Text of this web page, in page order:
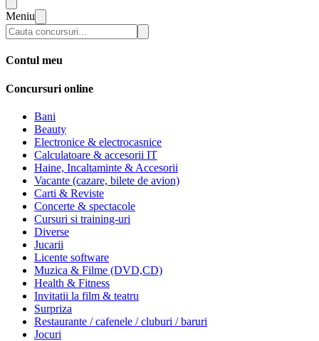
Meniu
Contul meu
Concursuri online
Bani
Beauty
Electronice & electrocasnice
Calculatoare & accesorii IT
Haine, Incaltaminte & Accesorii
Vacante (cazare, bilete de avion)
Carti & Reviste
Concerte & spectacole
Cursuri si training-uri
Diverse
Jucarii
Licente software
Muzica & Filme (DVD,CD)
Health & Fitness
Invitatii la film & teatru
Surpriza
Restaurante / cafenele / cluburi / baruri
Jocuri